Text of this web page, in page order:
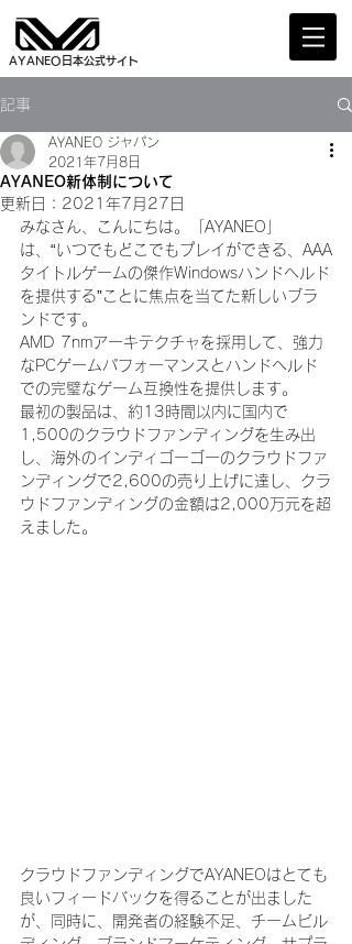
AYANEO日本公式サイト
記事
AYANEO新体制について
AYANEO ジャパン
2021年7月8日
更新日： 2021年7月27日
みなさん、こんにちは。「AYANEO」
は、“いつでもどこでもプレイができる、AAA
タイトルゲームの傑作Windowsハンドヘルド
を提供する”ことに焦点を当てた新しいブラ
ンドです。
AMD 7nmアーキテクチャを採用して、強力
なPCゲームパフォーマンスとハンドヘルド
での完璧なゲーム互換性を提供します。
最初の製品は、約13時間以内に国内で
1,500のクラウドファンディングを生み出
し、海外のインディゴーゴーのクラウドファ
ンディングで2,600の売り上げに達し、クラ
ウドファンディングの金額は2,000万元を超
えました。
クラウドファンディングでAYANEOはとても
良いフィードバックを得ることが出ました
が、同時に、開発者の経験不足、チームビル